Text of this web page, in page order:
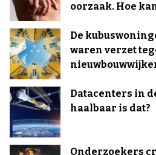
oorzaak. Hoe
De
waren verzet
Datacenters in
haalbaar is dat?
Onderzoekers